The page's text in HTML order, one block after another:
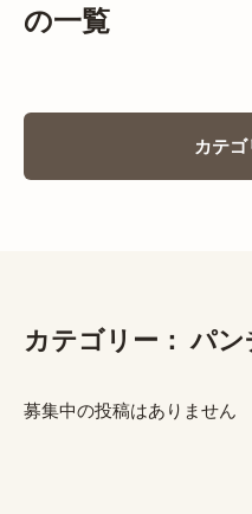
の一覧
カテ
カテゴリー：パ
募集中の投稿はありません